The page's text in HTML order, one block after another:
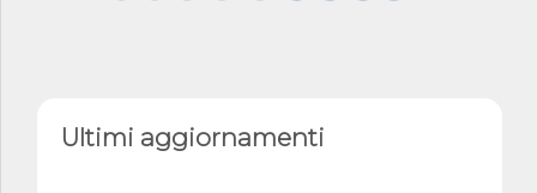
Ultimi aggiornamenti